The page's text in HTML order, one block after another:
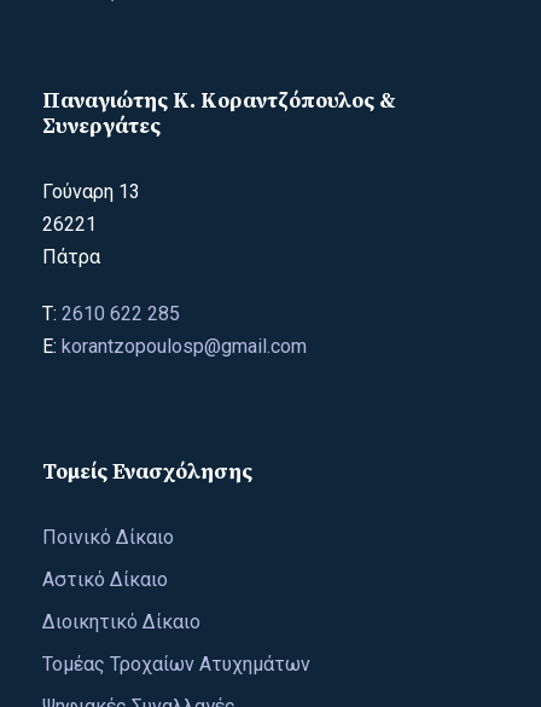
Παναγιώτης Κ. Κοραντζόπουλος &
Συνεργάτες
Γούναρη 13
26221
Πάτρα
T: 2610 622 285
E: korantzopoulosp@gmail.com
Τομείς Ενασχόλησης
Ποινικό Δίκαιο
Αστικό Δίκαιο
Διοικητικό Δίκαιο
Τομέας Τροχαίων Ατυχημάτων